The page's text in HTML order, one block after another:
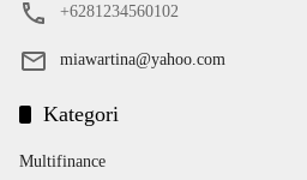
+6281234560102
miawartina@yahoo.com
Kategori
Multifinance